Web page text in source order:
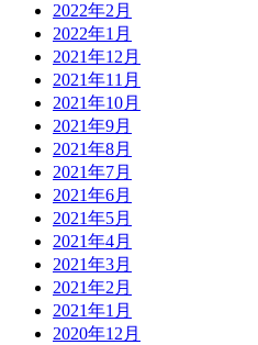
2022年2月
2022年1月
2021年12月
2021年11月
2021年10月
2021年9月
2021年8月
2021年7月
2021年6月
2021年5月
2021年4月
2021年3月
2021年2月
2021年1月
2020年12月